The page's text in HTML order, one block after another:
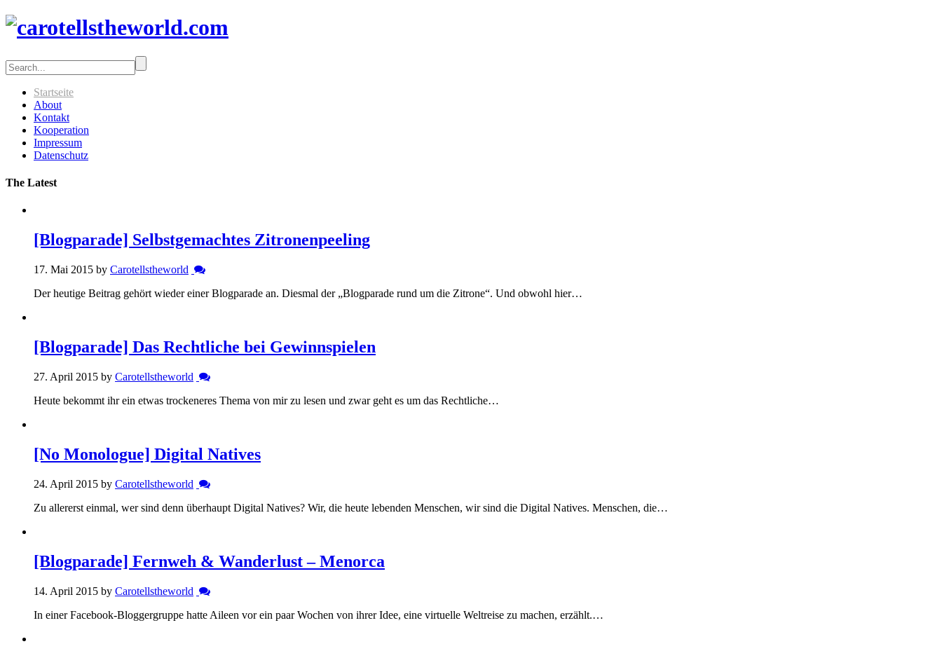
Startseite
About
Kontakt
Kooperation
Impressum
Datenschutz
The Latest
[Blogparade] Selbstgemachtes Zitronenpeeling
17. Mai 2015 by Carotellstheworld
Der heutige Beitrag gehört wieder einer Blogparade an. Diesmal der „Blogparade rund um die Zitrone“. Und obwohl hier…
[Blogparade] Das Rechtliche bei Gewinnspielen
27. April 2015 by Carotellstheworld
Heute bekommt ihr ein etwas trockeneres Thema von mir zu lesen und zwar geht es um das Rechtliche…
[No Monologue] Digital Natives
24. April 2015 by Carotellstheworld
Zu allererst einmal, wer sind denn überhaupt Digital Natives? Wir, die heute lebenden Menschen, wir sind die Digital Natives. Menschen, die…
[Blogparade] Fernweh & Wanderlust – Menorca
14. April 2015 by Carotellstheworld
In einer Facebook-Bloggergruppe hatte Aileen vor ein paar Wochen von ihrer Idee, eine virtuelle Weltreise zu machen, erzählt.…